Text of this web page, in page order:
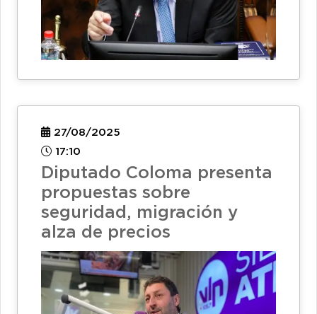
27/08/2025
17:10
Diputado Coloma presenta
propuestas sobre
seguridad, migración y
alza de precios